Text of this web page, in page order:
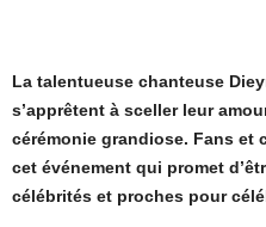
La talentueuse chanteuse
s’apprêtent à sceller leur
cérémonie grandiose. Fans et
cet événement qui promet
célébrités et proches pour